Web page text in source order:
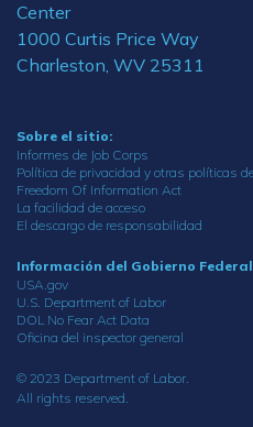
Center
1000 Curtis Price Way
Charleston, WV 25311
Sobre el sitio:
Informes de Job Corps
Política de privacidad y otras políticas
Freedom Of Information Act
La facilidad de acceso
El descargo de responsabilidad
Información del Gobierno
USA.gov
U.S. Department of Labor
DOL No Fear Act Data
Oficina del inspector general
© 2023 Department of Labor.
All rights reserved.